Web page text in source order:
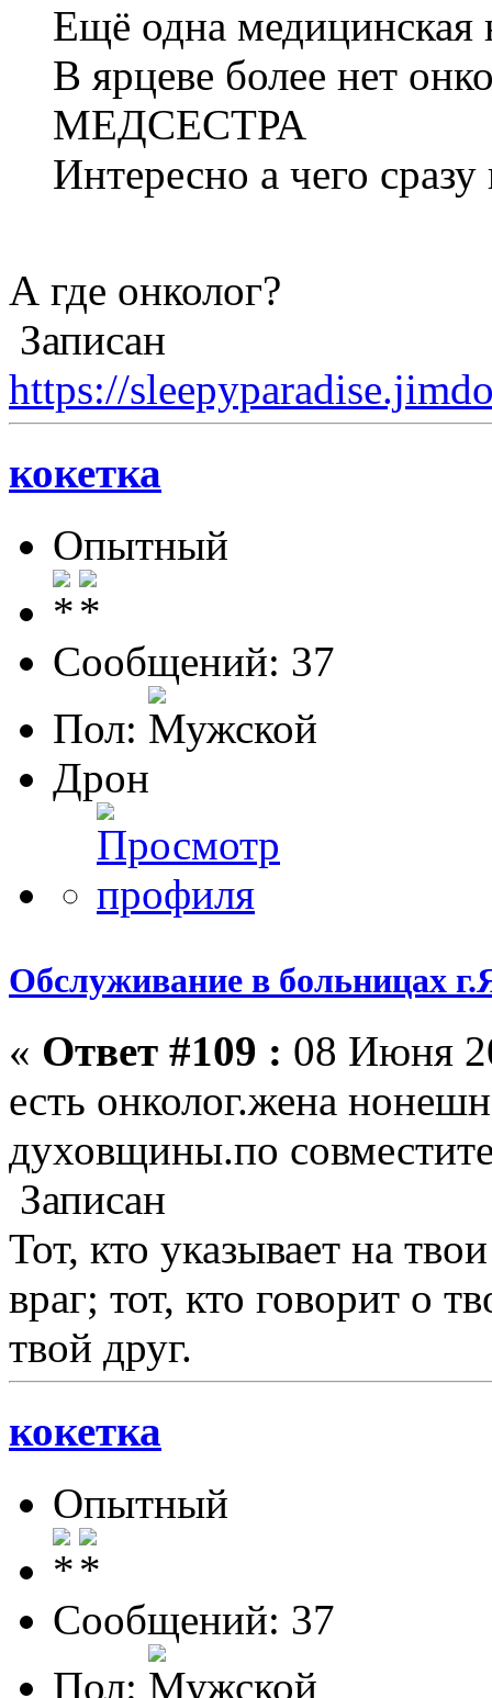
Ещё одна медицинская
В ярцеве более нет
МЕДСЕСТРА
Интересно а чего
А где онколог?
Записан
https://
кокетка
Опытный
Сообщений: 37
Пол:
Дрон
Обслуживание в больницах
« Ответ #109 : 08 Июня
есть онколог.жена
духовщины.по
Записан
Тот, кто указывает на
враг; тот, кто говорит о
твой друг.
кокетка
Опытный
Сообщений: 37
Пол: